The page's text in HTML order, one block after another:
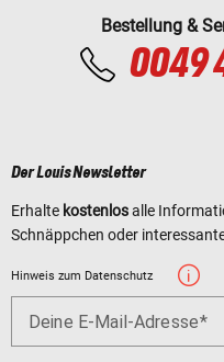
Bestellung &
0049
Der Louis Newsletter
Erhalte kostenlosalle
Schnäppchen oder
Hinweis zum Datenschutz
Deine E-Mail-Adresse